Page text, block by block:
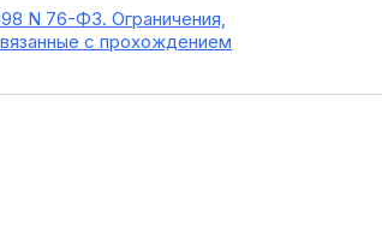
N 76-ФЗ. Ограничения,
с прохождением